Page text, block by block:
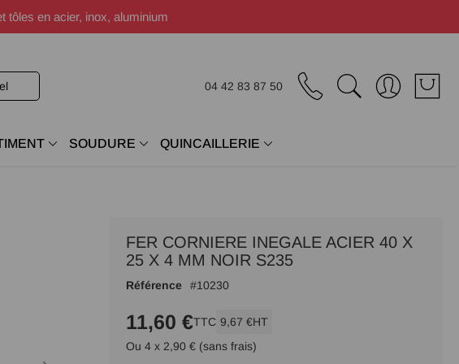
en acier, inox, aluminium
04 42 83 87 50
SOUDURE QUINCAILLERIE
FER CORNIERE INEGALE ACIER 40 X
25 X 4 MM NOIR S235
Référence 10230
11,60 €TTC 9,67 €HT
Ou 4 x 2,90 € (sans frais)